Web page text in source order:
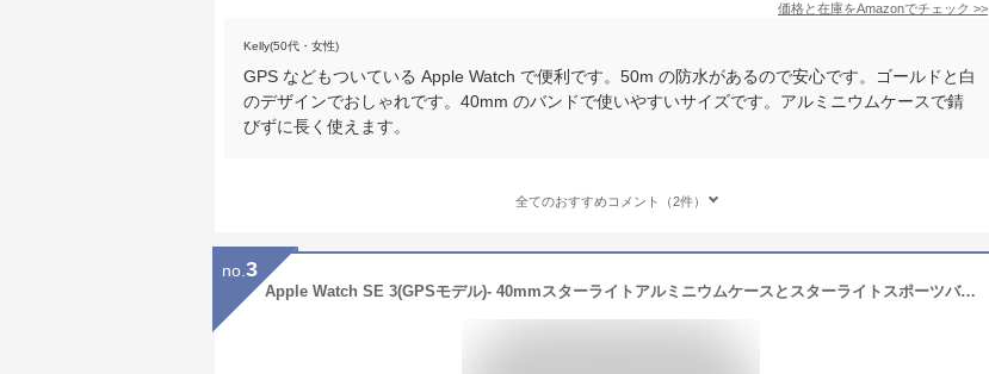
価格と在庫をAmazonでチェック >>
Kelly(50代・女性)
GPS などもついている Apple Watch で便利です。50m の防水があるので安心です。ゴールドと白
のデザインでおしゃれです。40mm のバンドで使いやすいサイズです。アルミニウムケースで錆
びずに長く使えます。
全てのおすすめコメント（2件）
no. 3
Apple Watch SE 3(GPSモデル)- 40mmスターライトアルミニウムケースとスターライトスポーツバンド - S/M